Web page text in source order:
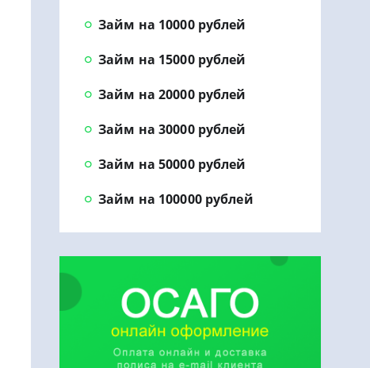
Займ на 10000 рублей
Займ на 15000 рублей
Займ на 20000 рублей
Займ на 30000 рублей
Займ на 50000 рублей
Займ на 100000 рублей